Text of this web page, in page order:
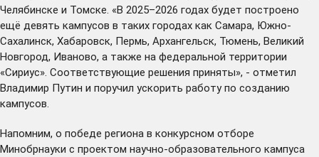
Челябинске и Томске. «В 2025–2026 годах будет построено
ещё девять кампусов в таких городах как Самара, Южно-
Сахалинск, Хабаровск, Пермь, Архангельск, Тюмень, Великий
Новгород, Иваново, а также на федеральной территории
«Сириус». Соответствующие решения приняты», - отметил
Владимир Путин и поручил ускорить работу по созданию
кампусов.
Напомним, о победе региона в конкурсном отборе
Минобрнауки с проектом научно-образовательного кампуса